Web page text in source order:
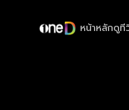
หน้าหลักดูที